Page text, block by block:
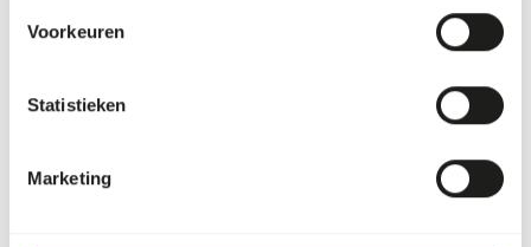
Voorkeuren
Statistieken
Marketing
Fruits and vegetables with long fiber structures
Stimulate foraging behaviour by feeding live
insects or placing insects inside of rotten logs
foraging behaviour